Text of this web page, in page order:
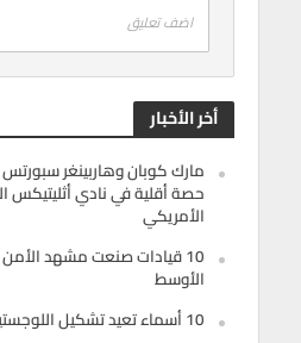
اضف تعليق
أخر الأخبار
مارك كوبان وهاربينغر سبورتس
حصة أقلية في نادي أثليتيكس
الأمريكي
10 قيادات صنعت مشهد
الأوسط
10 أسماء تعيد تشكيل اللوجستيات الذكية في الخليج